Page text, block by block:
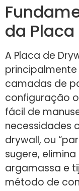
da
A Placa de
camadas de
configuração
fácil de
necessidades
drywall, ou
sugere,
argamassa e
método de